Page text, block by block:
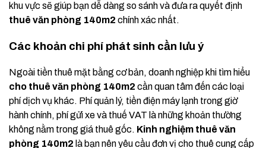
khu vực sẽ giúp bạn dễ dàng so sánh và đưa ra quyết định
thuê văn phòng 140m2 chính xác nhất.
Các khoản chi phí phát sinh cần lưu ý
Ngoài tiền thuê mặt bằng cơ bản, doanh nghiệp khi tìm hiểu
cho thuê văn phòng 140m2 cần quan tâm đến các loại
phí dịch vụ khác. Phí quản lý, tiền điện máy lạnh trong giờ
hành chính, phí gửi xe và thuế VAT là những khoản thường
không nằm trong giá thuê gốc. Kinh nghiệm thuê văn
phòng 140m2 là bạn nên yêu cầu đơn vị cho thuê cung cấp